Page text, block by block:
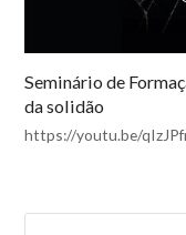
Seminário de
da solidão
https://youtu.be/